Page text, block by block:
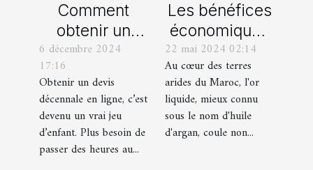
Comment
obtenir un
devis
décennale en
ligne en
quelques clics
?
6 décembre 2024
17:16
Obtenir un devis
décennale en ligne, c’est
devenu un vrai jeu
d’enfant. Plus besoin de
passer des heures au...
Les bénéfices
économiques
de la
production
locale d'huile
d'argan pour
les
22 mai 2024 02:14
Au cœur des terres
arides du Maroc, l'or
liquide, mieux connu
sous le nom d'huile
d'argan, coule non...